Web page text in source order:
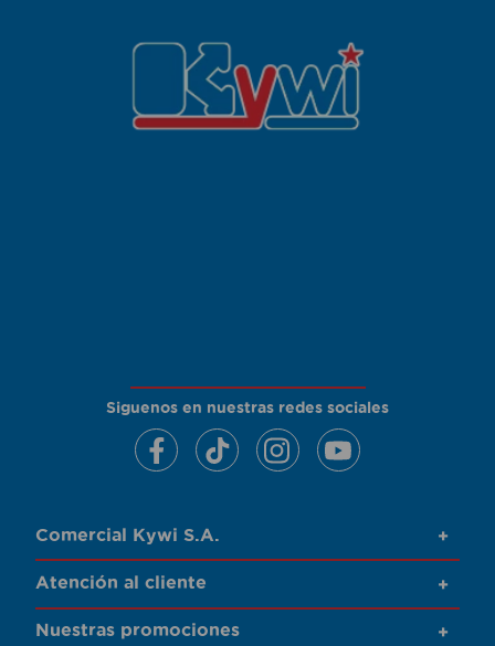
Siguenos en nuestras redes sociales
Comercial Kywi S.A. +
Atención al cliente +
Nuestras promociones +